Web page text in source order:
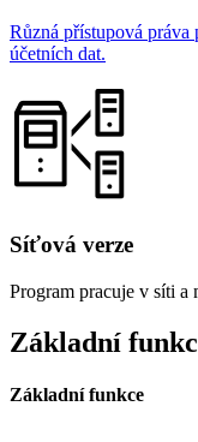
Různá přístupová
účetních dat.
Síťová verze
Program pracuje v síti a
Základní
Základní funkce